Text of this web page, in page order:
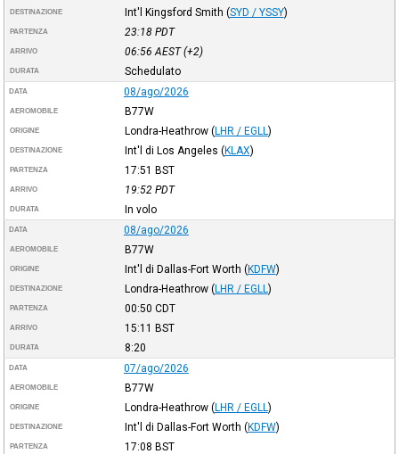
DESTINAZIONE Int'l Kingsford Smith (SYD / YSSY)
PARTENZA 23:18 PDT
ARRIVO 06:56 AEST(+2)
DURATA Schedulato
DATA 08/ago/2026
AEROMOBILE B77W
ORIGINE Londra-Heathrow (LHR / EGLL )
DESTINAZIONE Int'l di Los Angeles (KLAX)
PARTENZA 17:51 BST
ARRIVO 19:52 PDT
DURATA In volo
DATA 08/ago/2026
AEROMOBILE B77W
ORIGINE Int'l di Dallas-Fort Worth (KDFW)
DESTINAZIONE Londra-Heathrow (LHR / EGLL )
PARTENZA 00:50 CDT
ARRIVO 15:11 BST
DURATA 8:20
DATA 07/ago/2026
AEROMOBILE B77W
ORIGINE Londra-Heathrow (LHR / EGLL )
DESTINAZIONE Int'l di Dallas-Fort Worth (KDFW)
PARTENZA 17:08 BST